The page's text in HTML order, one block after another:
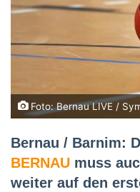
Foto: Bernau LIVE /
Bernau / Barnim:
BERNAU muss
weiter auf den